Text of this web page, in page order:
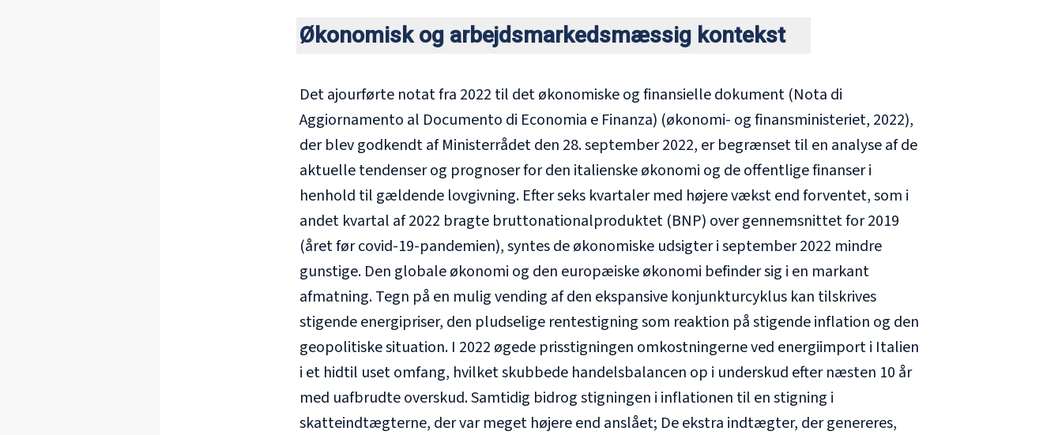
Økonomisk og arbejdsmarkedsmæssig kontekst
Det ajourførte notat fra 2022 til det økonomiske og finansielle dokument (Nota di
Aggiornamento al Documento di Economia e Finanza) (økonomi- og finansministeriet, 2022),
der blev godkendt af Ministerrådet den 28. september 2022, er begrænset til en analyse af de
aktuelle tendenser og prognoser for den italienske økonomi og de offentlige finanser i
henhold til gældende lovgivning. Efter seks kvartaler med højere vækst end forventet, som i
andet kvartal af 2022 bragte bruttonationalproduktet (BNP) over gennemsnittet for 2019
(året før covid-19-pandemien), syntes de økonomiske udsigter i september 2022 mindre
gunstige. Den globale økonomi og den europæiske økonomi befinder sig i en markant
afmatning. Tegn på en mulig vending af den ekspansive konjunkturcyklus kan tilskrives
stigende energipriser, den pludselige rentestigning som reaktion på stigende inflation og den
geopolitiske situation. I 2022 øgede prisstigningen omkostningerne ved energiimport i Italien
i et hidtil uset omfang, hvilket skubbede handelsbalancen op i underskud efter næsten 10 år
med uafbrudte overskud. Samtidig bidrog stigningen i inflationen til en stigning i
skatteindtægterne, der var meget højere end anslået; De ekstra indtægter, der genereres,